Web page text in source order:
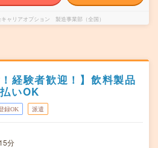
ャリアオプション 製造事業部（全国）
経験者歓迎！】飲料製品
いOK
録OK 派遣
分